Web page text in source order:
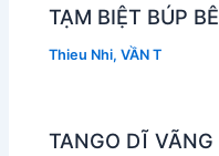
TẠM BIỆT BÚP BÊ
Thieu Nhi,VẦN T
TANGO DĨ VÃNG